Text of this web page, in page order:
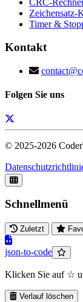
Zeichensatz-
Timer &
Kontakt
Folgen Sie uns
© 2025-2026
Schnellmenü
Zuletzt
json-to-code
Klicken Sie auf ☆
Verlauf löschen